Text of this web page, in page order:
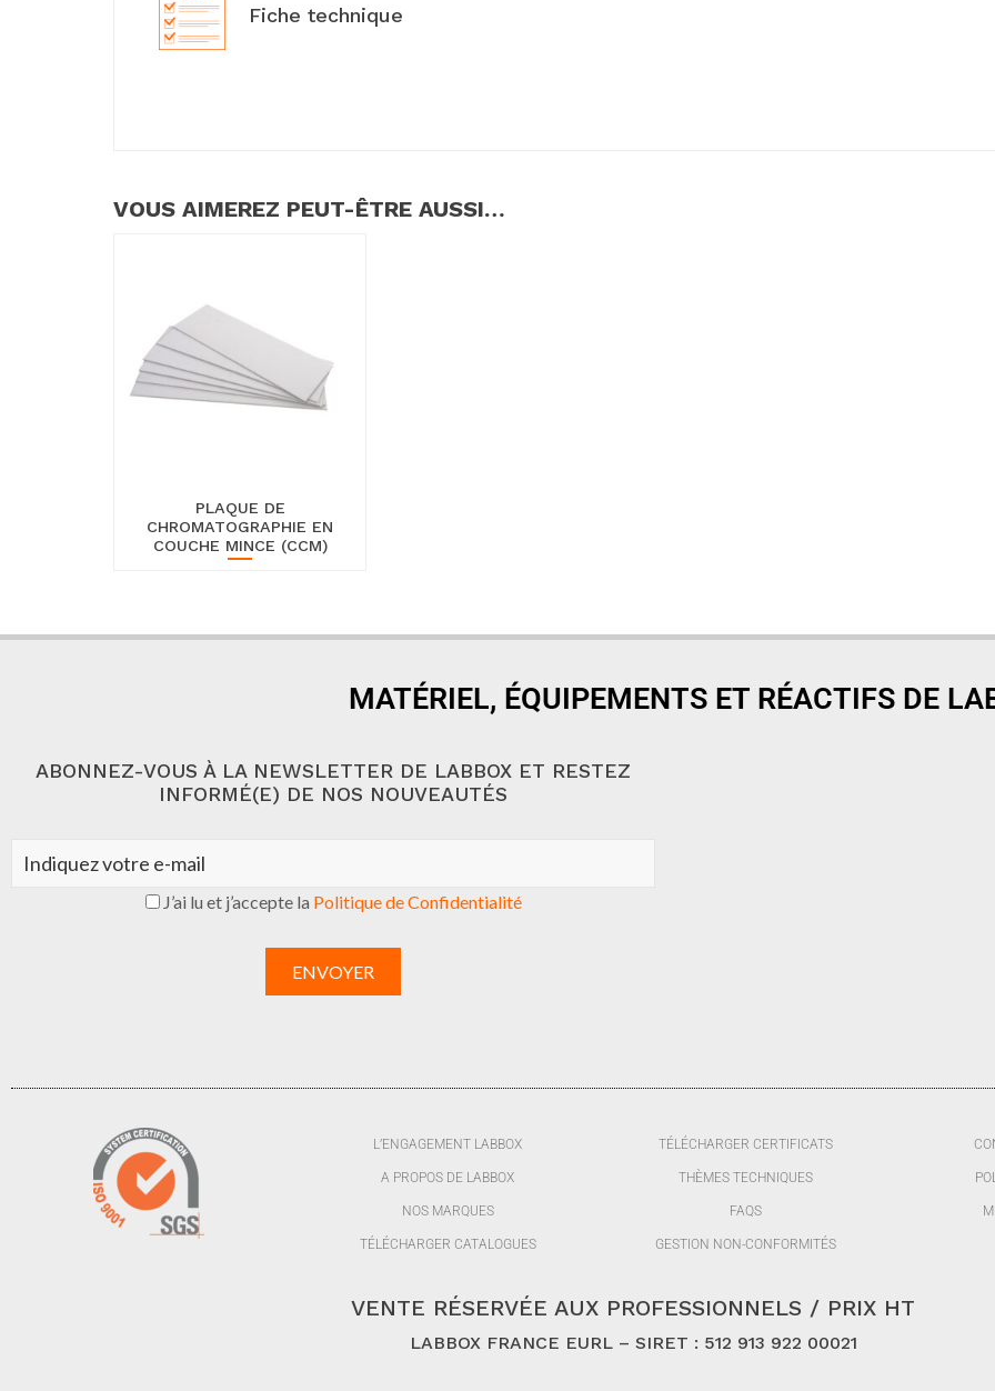
Fiche technique
VOUS AIMEREZ PEUT-ÊTRE AUSSI…
PLAQUE DE
CHROMATOGRAPHIE EN
COUCHE MINCE (CCM)
MATÉRIEL, ÉQUIPEMENTS ET RÉACTIFS DE
ABONNEZ-VOUS À LA NEWSLETTER DE LABBOX ET RESTEZ
INFORMÉ(E) DE NOS NOUVEAUTÉS
J’ai lu et j’accepte la Politique de Confidentialité
L’ENGAGEMENT LABBOX
A PROPOS DE LABBOX
NOS MARQUES
TÉLÉCHARGER CATALOGUES
TÉLÉCHARGER CERTIFICATS
THÈMES TECHNIQUES
FAQS
GESTION NON-CONFORMITÉS
VENTE RÉSERVÉE AUX PROFESSIONNELS / PRIX HT
LABBOX FRANCE EURL – SIRET : 512 913 922 00021